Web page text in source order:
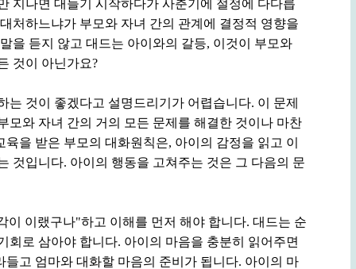
지나면 대들기 시작하다가 사춘기에 절정에 다다릅
처하느냐가 부모와 자녀 간의 관계에 결정적 영향을
을 듣지 않고 대드는 아이와의 갈등, 이것이 부모와
것이 아닌가요?
는 것이 좋겠다고 설명드리기가 어렵습니다. 이 문제
모와 자녀 간의 거의 모든 문제를 해결한 것이나 마찬
육을 받은 부모의 대화원칙은, 아이의 감정을 읽고 이
것입니다. 아이의 행동을 고쳐주는 것은 그 다음의 문
이 이랬구나"하고 이해를 먼저 해야 합니다. 대드는 순
회로 삼아야 합니다. 아이의 마음을 충분히 읽어주면
들고 엄마와 대화할 마음의 준비가 됩니다. 아이의 마